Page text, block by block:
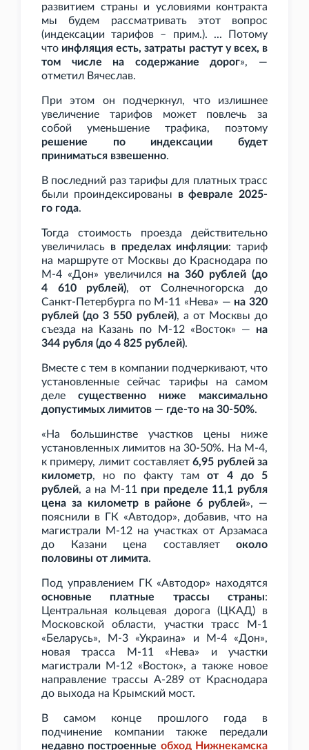
развитием страны и условиями контракта
мы будем рассматривать этот вопрос
(индексации тарифов – прим.). ... Потому
что инфляция есть, затраты растут у всех, в
том числе на содержание дорог», —
отметил Вячеслав.
При этом он подчеркнул, что излишнее
увеличение тарифов может повлечь за
собой уменьшение трафика, поэтому
решение по индексации будет
приниматься взвешенно.
В последний раз тарифы для платных трасс
были проиндексированы в феврале 2025-
го года.
Тогда стоимость проезда действительно
увеличилась в пределах инфляции: тариф
на маршруте от Москвы до Краснодара по
М-4 «Дон» увеличился на 360 рублей (до
4
610 рублей), от Солнечногорска до
Санкт-Петербурга по М-11 «Нева» — на 320
рублей (до 3 550 рублей), а от Москвы до
съезда на Казань по М-12 «Восток» — на
344 рубля (до 4 825 рублей).
Вместе с тем в компании подчеркивают, что
установленные сейчас тарифы на самом
деле существенно ниже максимально
допустимых лимитов — где-то на 30-50%.
«На большинстве участков цены ниже
установленных лимитов на 30-50%. На М-4,
к примеру, лимит составляет6,95 рублей за
километр, но по факту тамот 4 до 5
рублей, а на М-11 при пределе 11,1 рубля
цена за километр в районе 6 рублей», —
пояснили в ГК «Автодор», добавив, что на
магистрали М-12 на участках от Арзамаса
до Казани цена составляет около
половины от лимита.
Под управлением ГК «Автодор» находятся
основные платные трассы страны:
Центральная кольцевая дорога (ЦКАД) в
Московской области, участки трасс М-1
«Беларусь», М-3 «Украина» и М-4 «Дон»,
новая трасса М-11 «Нева» и участки
магистрали М-12 «Восток», а также новое
направление трассы А-289 от Краснодара
до выхода на Крымский мост.
В самом конце прошлого года в
подчинение компании также передали
недавно построенные обход Нижнекамска